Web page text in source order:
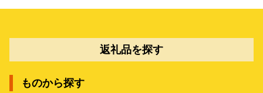
返礼品を探す
ものから探す